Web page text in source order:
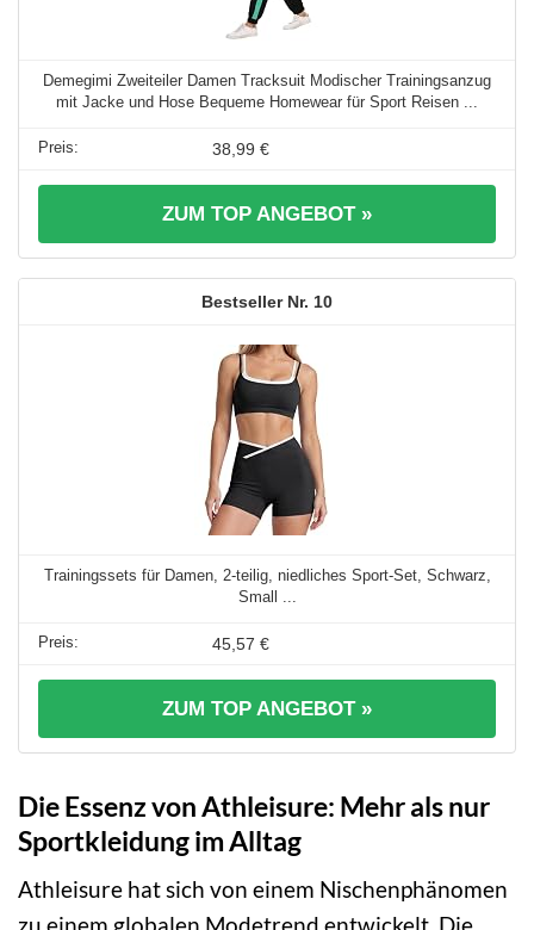
Demegimi Zweiteiler Damen Tracksuit Modischer Trainingsanzug
mit Jacke und Hose Bequeme Homewear für Sport Reisen ...
38,99 €
ZUM TOP ANGEBOT »
10
Trainingssets für Damen, 2-teilig, niedliches Sport-Set, Schwarz,
Small ...
45,57 €
ZUM TOP ANGEBOT »
Die Essenz von Athleisure: Mehr als nur
Sportkleidung im Alltag
Athleisure hat sich von einem Nischenphänomen